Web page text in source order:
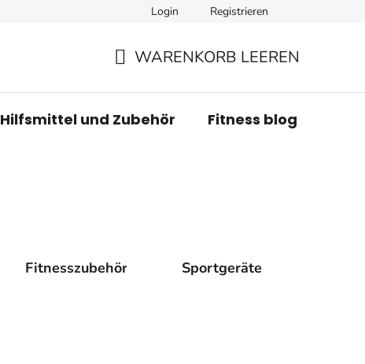
Login Registrieren
WARENKORB LEEREN
Hilfsmittel und Zubehör Fitness blog
Fitnesszubehör Sportgeräte